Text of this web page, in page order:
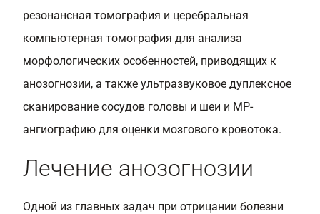
резонансная томография и церебральная
компьютерная томография для анализа
морфологических особенностей, приводящих к
анозогнозии, а также ультразвуковое дуплексное
сканирование сосудов головы и шеи и МР-
ангиографию для оценки мозгового кровотока.
Лечение анозогнозии
Одной из главных задач при отрицании болезни